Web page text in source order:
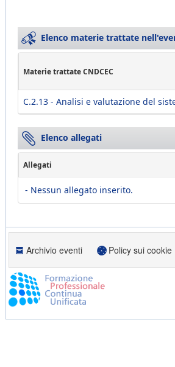
Elenco materie trattate
Materie trattate CNDCEC
C.2.13 - Analisi e valutazione del
Elenco allegati
Allegati
- Nessun allegato inserito.
Archivio eventi Policy sui cookie